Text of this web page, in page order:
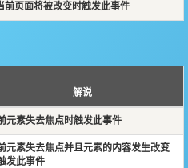
前页面将被改变时触发此事件
解说
元素失去焦点时触发此事件
元素失去焦点并且元素的内容发生改变
发此事件